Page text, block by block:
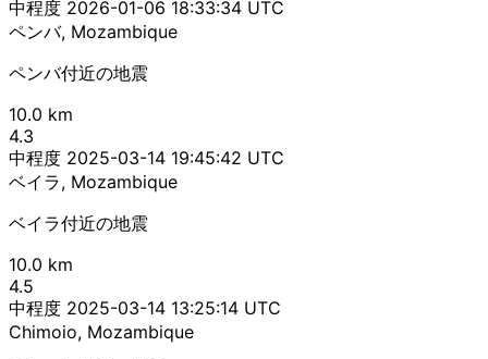
中程度 2026-01-06 18:33:34 UTC
ペンバ, Mozambique
ペンバ付近の地震
10.0 km
4.3
中程度 2025-03-14 19:45:42 UTC
ベイラ, Mozambique
ベイラ付近の地震
10.0 km
4.5
中程度 2025-03-14 13:25:14 UTC
Chimoio, Mozambique